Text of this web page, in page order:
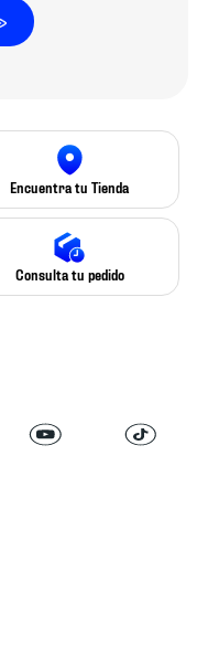
Encuentra tu Tienda
Consulta tu pedido